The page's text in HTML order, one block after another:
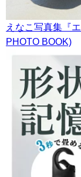
えなこ写真集『
PHOTO BOOK)